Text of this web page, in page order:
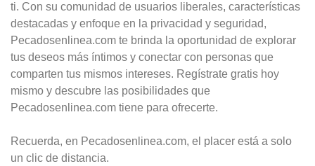
ti. Con su comunidad de usuarios liberales, características
destacadas y enfoque en la privacidad y seguridad,
Pecadosenlinea.com te brinda la oportunidad de explorar
tus deseos más íntimos y conectar con personas que
comparten tus mismos intereses. Regístrate gratis hoy
mismo y descubre las posibilidades que
Pecadosenlinea.com tiene para ofrecerte.
Recuerda, en Pecadosenlinea.com, el placer está a solo
un clic de distancia.